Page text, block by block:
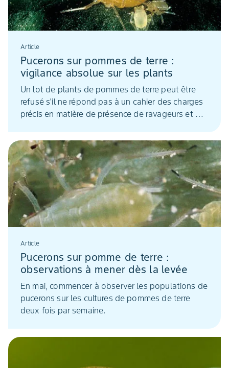
Article
Pucerons sur pommes de terre :
vigilance absolue sur les plants
Un lot de plants de pommes de terre peut être
refusé s'il ne répond pas à un cahier des charges
précis en matière de présence de ravageurs et de
Article
Pucerons sur pomme de terre :
observations à mener dès la levée
En mai, commencer à observer les populations de
pucerons sur les cultures de pommes de terre
deux fois par semaine.